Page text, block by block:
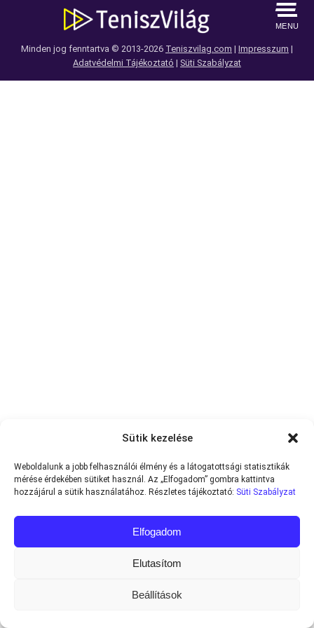
Sütik kezelése
Weboldalunk a jobb felhasználói élmény és a látogatottsági statisztikák
mérése érdekében sütiket használ. Az „Elfogadom” gombra kattintva
hozzájárul a sütik használatához. Részletes tájékoztató: Süti Szabályzat
Elfogadom
Elutasítom
Beállítások
MENU
Minden jog fenntartva © 2013-2026 Teniszvilag.com | Impresszum |
Adatvédelmi Tájékoztató | Süti Szabályzat